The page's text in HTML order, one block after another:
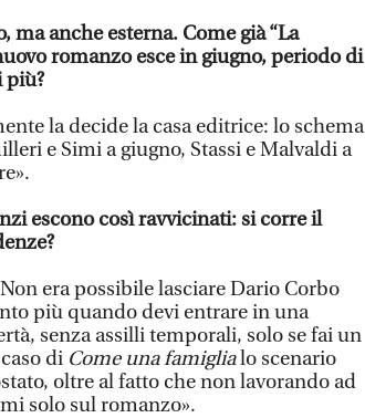
ma anche esterna. Come già “La
romanzo esce in giugno, periodo di
più?
la decide la casa editrice: lo schema
e Simi a giugno, Stassi e Malvaldi a
escono così ravvicinati: si corre il
era possibile lasciare Dario Corbo
più quando devi entrare in una
senza assilli temporali, solo se fai un
di Come una famiglialo scenario
oltre al fatto che non lavorando ad
solo sul romanzo».